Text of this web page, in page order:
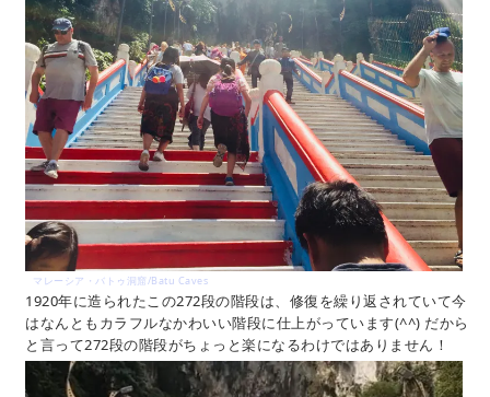
マレーシア・バトゥ洞窟/Batu Caves
1920年に造られたこの272段の階段は、修復を繰り返されていて今
はなんともカラフルなかわいい階段に仕上がっています(^^) だから
と言って272段の階段がちょっと楽になるわけではありません！